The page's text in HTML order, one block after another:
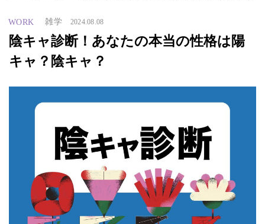
WORK 雑学 2024.08.08
陰キャ診断！あなたの本当の性格は陽
キャ？陰キャ？